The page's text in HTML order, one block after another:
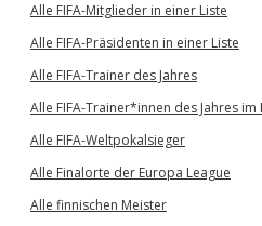
Alle FIFA-Mitglieder in einer Liste
Alle FIFA-Präsidenten in einer Liste
Alle FIFA-Trainer des Jahres
Alle FIFA-Trainer*innen des Jahres
Alle FIFA-Weltpokalsieger
Alle Finalorte der Europa League
Alle finnischen Meister